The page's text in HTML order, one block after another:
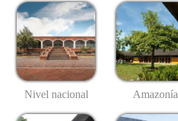
Nivel nacional Amazonía